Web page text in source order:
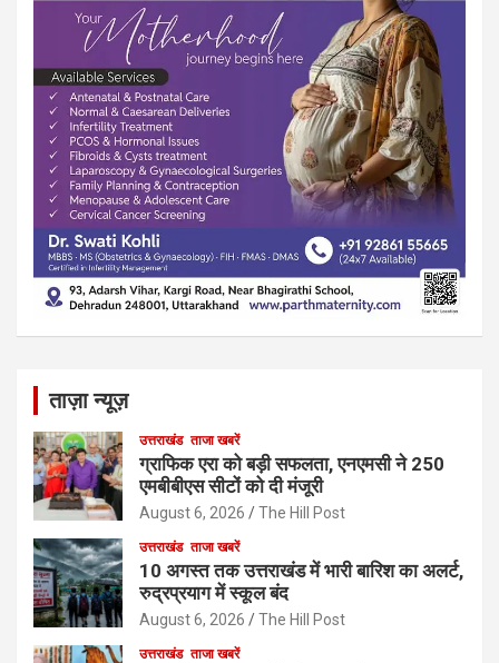
ताज़ा न्यूज़
उत्तराखंड ताजा खबरें
ग्राफिक एरा को बड़ी सफलता, एनएमसी ने 250
एमबीबीएस सीटों को दी मंजूरी
August 6, 2026 The Hill Post
उत्तराखंड ताजा खबरें
10 अगस्त तक उत्तराखंड में भारी बारिश का अलर्ट,
रुद्रप्रयाग में स्कूल बंद
August 6, 2026 The Hill Post
उत्तराखंड ताजा खबरें